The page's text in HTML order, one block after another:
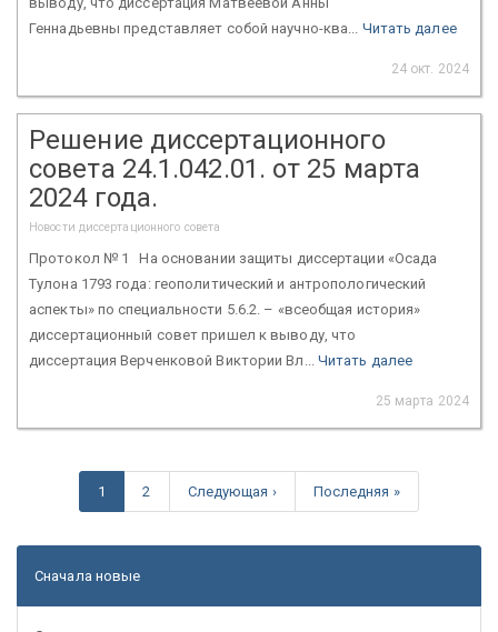
Геннадьевны представляет собой научно-ква... Читать далее
24 окт. 2024
Решение диссертационного
совета 24.1.042.01. от 25 марта
2024 года.
Новости диссертационного совета
Протокол № 1 На основании защиты диссертации «Осада
Тулона 1793 года: геополитический и антропологический
аспекты» по специальности 5.6.2. – «всеобщая история»
диссертационный совет пришел к выводу, что
диссертация Верченковой Виктории Вл... Читать далее
25 марта 2024
1 2 Следующая › Последняя »
Сначала новые